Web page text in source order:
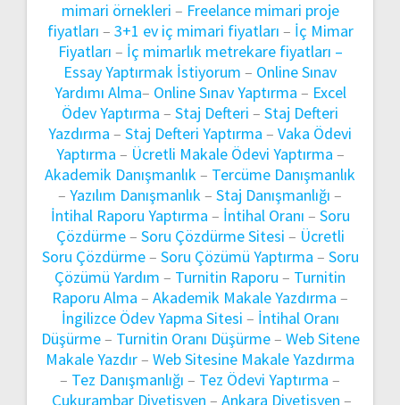
mimari örnekleri – Freelance mimari proje
fiyatları – 3+1 ev iç mimari fiyatları – İç Mimar
Fiyatları – İç mimarlık metrekare fiyatları –
Essay Yaptırmak İstiyorum – Online Sınav
Yardımı Alma– Online Sınav Yaptırma – Excel
Ödev Yaptırma – Staj Defteri – Staj Defteri
Yazdırma – Staj Defteri Yaptırma – Vaka Ödevi
Yaptırma – Ücretli Makale Ödevi Yaptırma –
Akademik Danışmanlık– Tercüme Danışmanlık
– Yazılım Danışmanlık– Staj Danışmanlığı –
İntihal Raporu Yaptırma – İntihal Oranı – Soru
Çözdürme– Soru Çözdürme Sitesi – Ücretli
Soru Çözdürme– Soru Çözümü Yaptırma – Soru
Çözümü Yardım – Turnitin Raporu – Turnitin
Raporu Alma – Akademik Makale Yazdırma –
İngilizce Ödev Yapma Sitesi – İntihal Oranı
Düşürme– Turnitin Oranı Düşürme– Web Sitene
Makale Yazdır– Web Sitesine Makale Yazdırma
– Tez Danışmanlığı – Tez Ödevi Yaptırma –
Çukurambar Diyetisyen – Ankara Diyetisyen –